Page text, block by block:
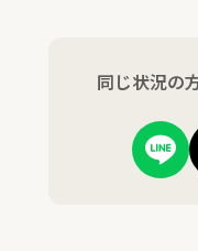
同じ状況の